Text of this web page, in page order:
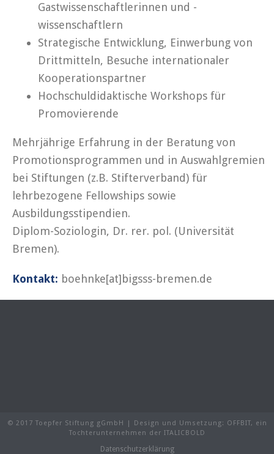
Gastwissenschaftlerinnen und -
wissenschaftlern
Strategische Entwicklung, Einwerbung von
Drittmitteln, Besuche internationaler
Kooperationspartner
Hochschuldidaktische Workshops für
Promovierende
Mehrjährige Erfahrung in der Beratung von
Promotionsprogrammen und in Auswahlgremien
bei Stiftungen (z.B. Stifterverband) für
lehrbezogene Fellowships sowie
Ausbildungsstipendien.
Diplom-Soziologin, Dr. rer. pol. (Universität
Bremen).
Kontakt: boehnke[at]bigsss-bremen.de
© 2017 Toepfer Stiftung gGmbH | Design und Umsetzung: OFFBIT, ein
Tochterunternehmen der ITALICBOLD
Datenschutzerklärung